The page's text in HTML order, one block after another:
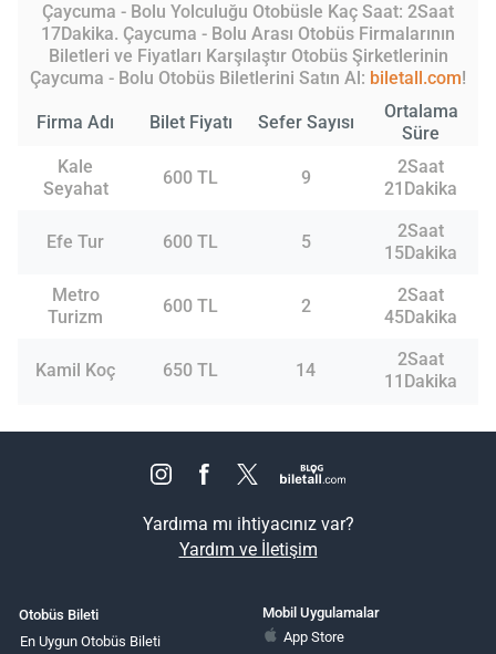
Çaycuma - Bolu Yolculuğu Otobüsle Kaç Saat: 2Saat
17Dakika. Çaycuma - Bolu Arası Otobüs Firmalarının
Biletleri ve Fiyatları Karşılaştır Otobüs Şirketlerinin
Çaycuma - Bolu Otobüs Biletlerini Satın Al: biletall.com!
Firma Adı Bilet Fiyatı Sefer Sayısı
Ortalama
Süre
Kale
Seyahat
600 TL 9
2Saat
21Dakika
Efe Tur 600 TL 5
2Saat
15Dakika
Metro
Turizm
600 TL 2
2Saat
45Dakika
Kamil Koç 650 TL 14
2Saat
11Dakika
Yardıma mı ihtiyacınız var?
Yardım ve İletişim
Otobüs Bileti
En Uygun Otobüs Bileti
Mobil Uygulamalar
App Store